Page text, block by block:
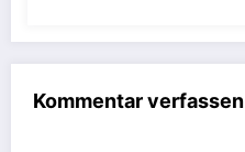
Kommentar verfassen